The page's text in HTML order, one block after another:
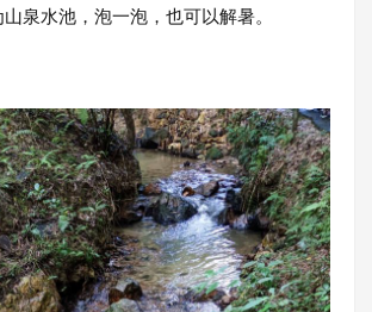
泉水池，泡一泡，也可以解暑。